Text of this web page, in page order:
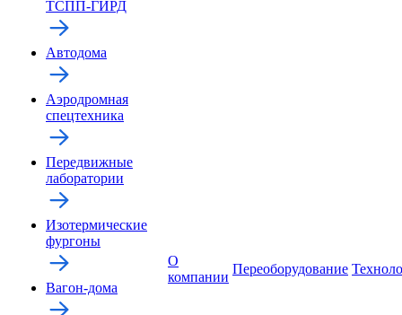
ТСПП-ГИРД
Автодома
Аэродромная
спецтехника
Передвижные
лаборатории
Изотермические
фургоны
Вагон-дома
О
компании
Переоборудование